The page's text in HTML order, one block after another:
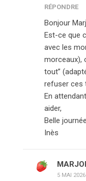
RÉPONDRE
Bonjour
Est-ce que
avec les
morceaux),
tout”
refuser ces
En
aider,
Belle
Inès
5 MAI